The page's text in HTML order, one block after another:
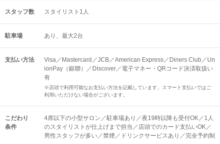
スタッフ数 スタイリスト1人
駐車場 あり、最大2台
支払い方法
Visa／Mastercard／JCB／American Express／Diners Club／Un
ionPay（銀聯）／Discover／電子マネー・QRコード決済取扱い
有
※店頭で利用可能なお支払い方法を記載しています。スマート支払いではご
利用いただけない場合がございます。
こだわり
条件
4席以下の小型サロン／駐車場あり／夜19時以降も受付OK／1人
のスタイリストが仕上げまで担当／店頭でのカード支払いOK／
男性スタッフが多い／禁煙／ドリンクサービスあり／完全予約制